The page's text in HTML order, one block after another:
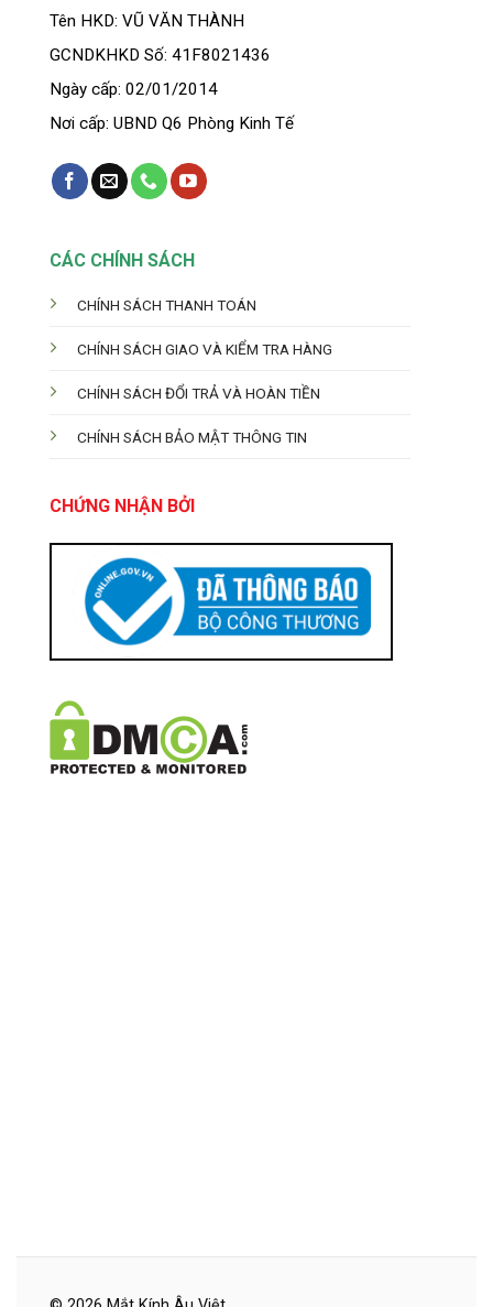
Tên HKD: VŨ VĂN THÀNH
GCNDKHKD Số: 41F8021436
Ngày cấp: 02/01/2014
Nơi cấp: UBND Q6 Phòng Kinh Tế
CÁC CHÍNH SÁCH
CHÍNH SÁCH THANH TOÁN
CHÍNH SÁCH GIAO VÀ KIỂM TRA HÀNG
CHÍNH SÁCH ĐỔI TRẢ VÀ HOÀN TIỀN
CHÍNH SÁCH BẢO MẬT THÔNG TIN
CHỨNG NHẬN BỞI